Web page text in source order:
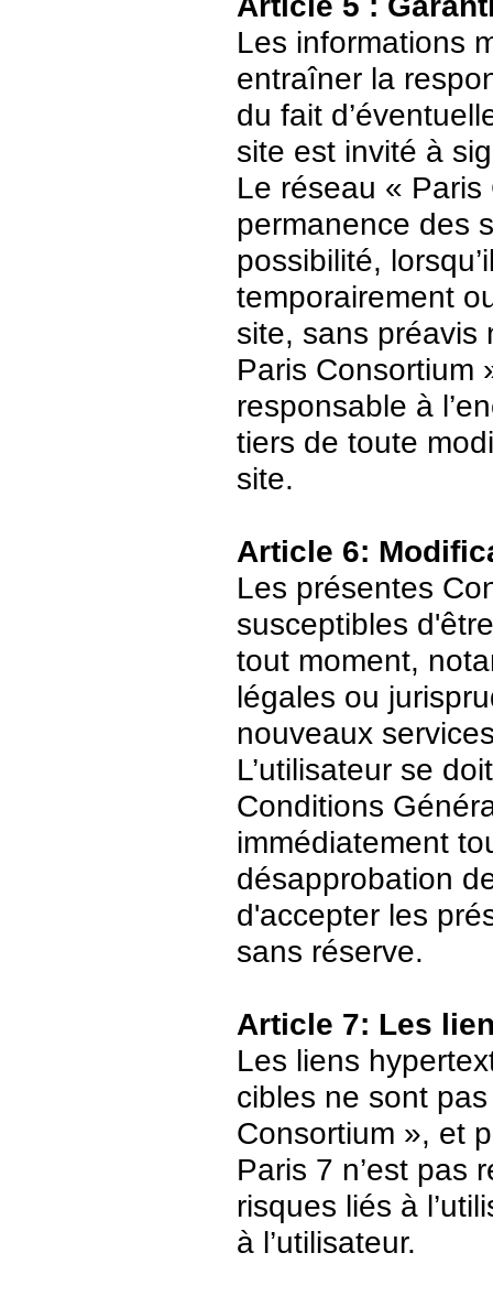
Les informations
entraîner la
du fait
site est invité à
Le réseau «
permanence des
possibilité,
temporairement
site, sans préavis
Paris Consortium
responsable à
tiers de toute
site.
Article 6:
Les présentes
susceptibles
tout moment,
légales ou
nouveaux
L’utilisateur se
Conditions
immédiatement
désapprobation
d'accepter les
sans réserve.
Article 7: Les
Les liens
cibles ne sont
Consortium », et
Paris 7 n’est pas
risques liés à
à l’utilisateur.